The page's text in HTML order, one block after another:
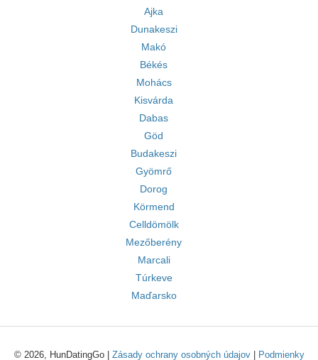
Ajka
Dunakeszi
Makó
Békés
Mohács
Kisvárda
Dabas
Göd
Budakeszi
Gyömrő
Dorog
Körmend
Celldömölk
Mezőberény
Marcali
Túrkeve
Maďarsko
© 2026, HunDatingGo | Zásady ochrany osobných údajov| Podmienky